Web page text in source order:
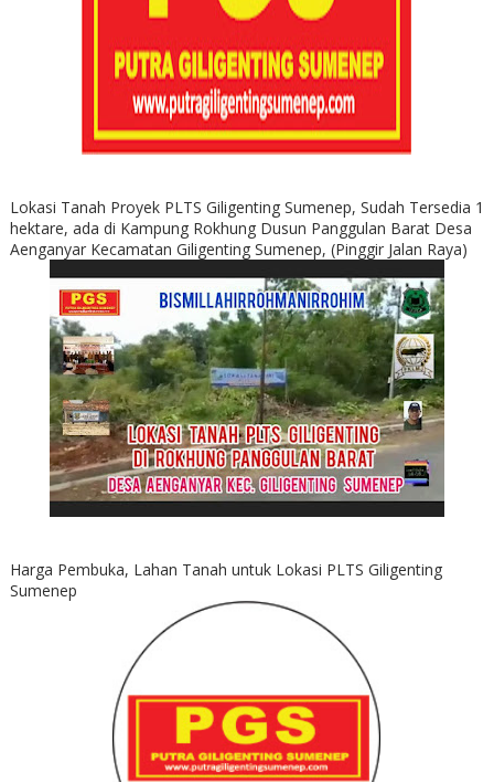
Lokasi Tanah Proyek PLTS Giligenting Sumenep, Sudah Tersedia 1
hektare, ada di Kampung Rokhung Dusun Panggulan Barat Desa
Aenganyar Kecamatan Giligenting Sumenep, (Pinggir Jalan Raya)
Harga Pembuka, Lahan Tanah untuk Lokasi PLTS Giligenting
Sumenep